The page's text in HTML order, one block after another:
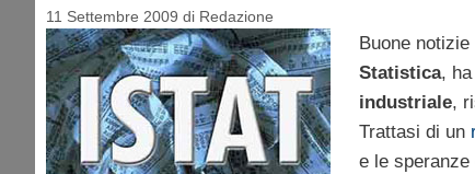
11 Settembre 2009 di Redazione
Buone
Statistica,
industriale,
Trattasi di un
e le speranze